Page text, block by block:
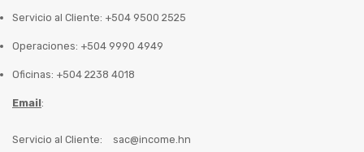
Servicio al Cliente: +504 9500 2525
Operaciones: +504 9990 4949
Oficinas: +504 2238 4018
Email:
Servicio al Cliente: sac@income.hn